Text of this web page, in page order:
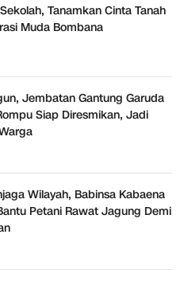
Tanamkan Cinta Tanah
Muda Bombana
Jembatan Gantung Garuda
Siap Diresmikan, Jadi
Wilayah, Babinsa Kabaena
Petani Rawat Jagung Demi